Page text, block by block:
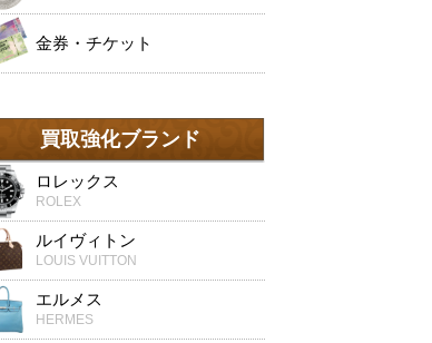
金券・チケット
買取強化ブランド
ロレックス
ROLEX
ルイヴィトン
LOUIS VUITTON
エルメス
HERMES